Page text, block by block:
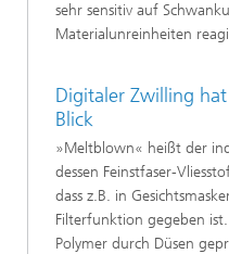
sehr sensitiv auf
Materialunreinheiten
Digitaler Zwilling
Blick
»Meltblown« heißt der
dessen Feinstfaser-
dass z.B. in
Filterfunktion gegeben
Polymer durch Düsen